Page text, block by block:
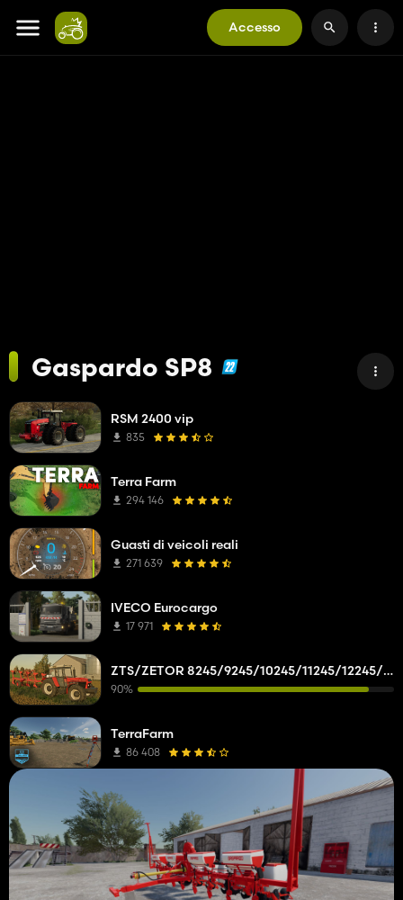
Accesso
Gaspardo SP8
RSM 2400 vip
835
Terra Farm
294 146
Guasti di veicoli reali
271 639
IVECO Eurocargo
17 971
ZTS/ZETOR 8245/9245/10245/11245/12245/14245/16245
90%
TerraFarm
86 408